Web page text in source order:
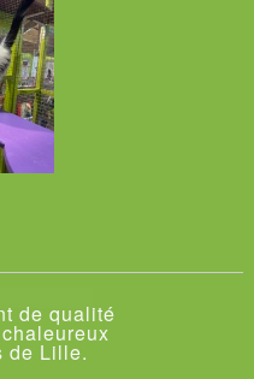
de qualité
de Lille.